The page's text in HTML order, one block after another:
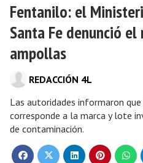
Fentanilo: el
Santa Fe denunció
ampollas
Las autoridades informaron
corresponde a la marca y lote
de contaminación.
REDACCIÓN 4L